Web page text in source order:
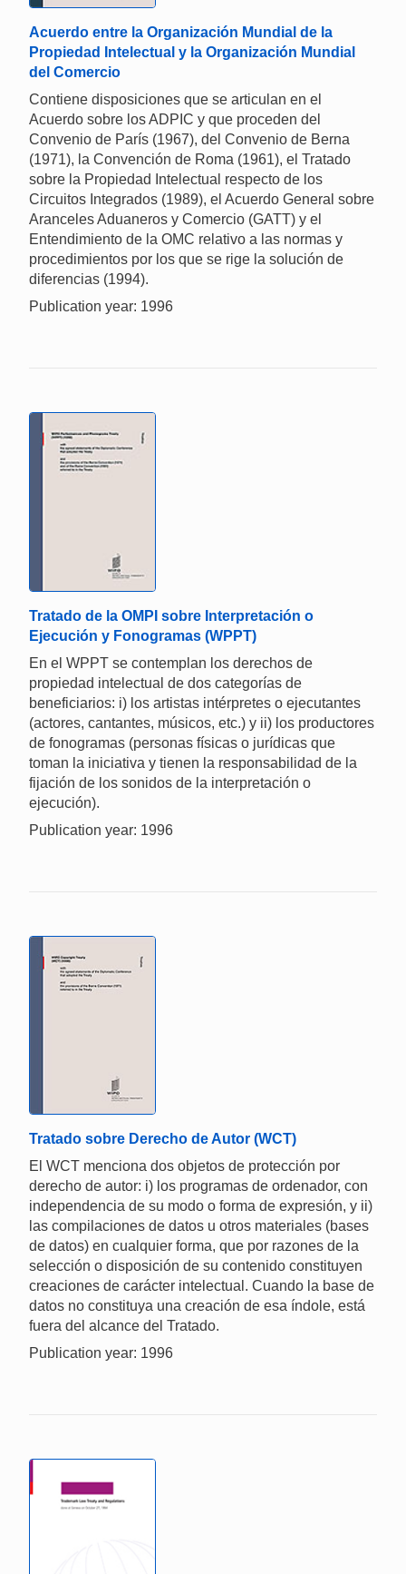
Acuerdo entre la Organización Mundial de la
Propiedad Intelectual y la Organización Mundial
del Comercio
Contiene disposiciones que se articulan en el
Acuerdo sobre los ADPIC y que proceden del
Convenio de París (1967), del Convenio de Berna
(1971), la Convención de Roma (1961), el Tratado
sobre la Propiedad Intelectual respecto de los
Circuitos Integrados (1989), el Acuerdo General sobre
Aranceles Aduaneros y Comercio (GATT) y el
Entendimiento de la OMC relativo a las normas y
procedimientos por los que se rige la solución de
diferencias (1994).
Publication year: 1996
Tratado de la OMPI sobre Interpretación o
Ejecución y Fonogramas (WPPT)
En el WPPT se contemplan los derechos de
propiedad intelectual de dos categorías de
beneficiarios: i) los artistas intérpretes o ejecutantes
(actores, cantantes, músicos, etc.) y ii) los productores
de fonogramas (personas físicas o jurídicas que
toman la iniciativa y tienen la responsabilidad de la
fijación de los sonidos de la interpretación o
ejecución).
Publication year: 1996
Tratado sobre Derecho de Autor (WCT)
El WCT menciona dos objetos de protección por
derecho de autor: i) los programas de ordenador, con
independencia de su modo o forma de expresión, y ii)
las compilaciones de datos u otros materiales (bases
de datos) en cualquier forma, que por razones de la
selección o disposición de su contenido constituyen
creaciones de carácter intelectual. Cuando la base de
datos no constituya una creación de esa índole, está
fuera del alcance del Tratado.
Publication year: 1996